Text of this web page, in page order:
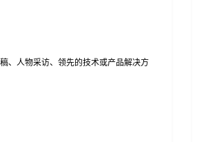
、人物采访、领先的技术或产品解决方